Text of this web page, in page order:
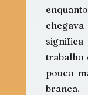
significa
trabalho
pouco
branca.